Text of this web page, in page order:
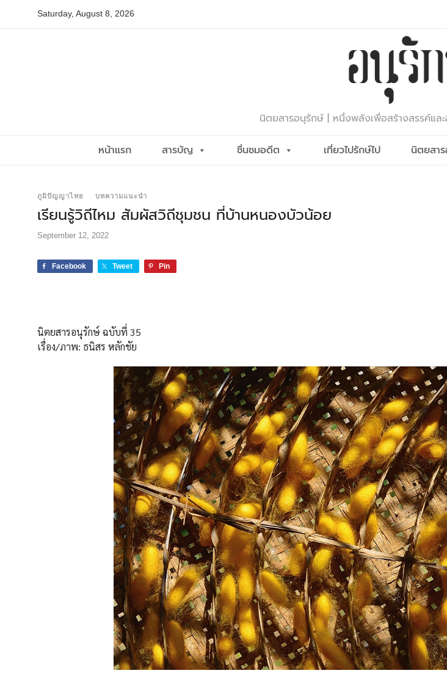
Saturday, August 8, 2026
นิตยสารอนุรักษ์ | หนึ่งพลังเพื่อสร้างสรรค์แ
หน้าแรก สารบัญ ชื่นชมอดีต เที่ยวไปรักษ์ไป นิตยสา
ภูมิปัญญาไทย บทความแนะนำ
เรียนรู้วิถีไหม สัมผัสวิถีชุมชน ที่บ้านหนองบัวน้อย
September 12, 2022
Facebook Tweet Pin
นิตยสารอนุรักษ์ ฉบับที่ 35
เรื่อง/ภาพ: ธนิสร หลักชัย